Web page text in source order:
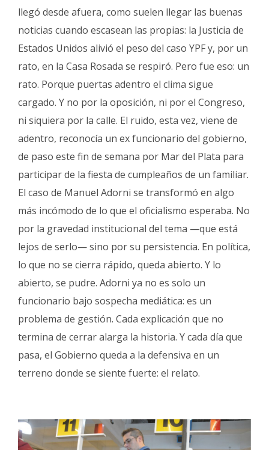
llegó desde afuera, como suelen llegar las buenas
noticias cuando escasean las propias: la Justicia de
Estados Unidos alivió el peso del caso YPF y, por un
rato, en la Casa Rosada se respiró. Pero fue eso: un
rato. Porque puertas adentro el clima sigue
cargado. Y no por la oposición, ni por el Congreso,
ni siquiera por la calle. El ruido, esta vez, viene de
adentro, reconocía un ex funcionario del gobierno,
de paso este fin de semana por Mar del Plata para
participar de la fiesta de cumpleaños de un familiar.
El caso de Manuel Adorni se transformó en algo
más incómodo de lo que el oficialismo esperaba. No
por la gravedad institucional del tema —que está
lejos de serlo— sino por su persistencia. En política,
lo que no se cierra rápido, queda abierto. Y lo
abierto, se pudre. Adorni ya no es solo un
funcionario bajo sospecha mediática: es un
problema de gestión. Cada explicación que no
termina de cerrar alarga la historia. Y cada día que
pasa, el Gobierno queda a la defensiva en un
terreno donde se siente fuerte: el relato.